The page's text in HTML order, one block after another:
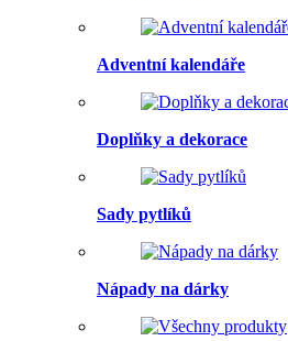
Adventní kalendáře
Doplňky a dekorace
Sady pytlíků
Nápady na dárky